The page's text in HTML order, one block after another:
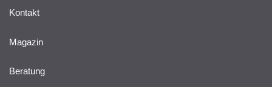
Kontakt
Magazin
Beratung